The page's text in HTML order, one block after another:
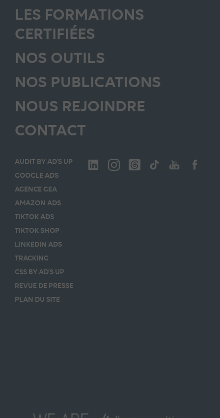
LES FORMATIONS
CERTIFIÉES
NOS OUTILS
NOS PUBLICATIONS
NOUS REJOINDRE
CONTACT
AUDIT BY AD’S UP
GOOGLE ADS
AGENCE GEA
AMAZON ADS
TIKTOK ADS
TIKTOK SHOP
LINKEDIN ADS
TRACKING
CSS BY AD’S UP
REVUE DE PRESSE
PLAN DU SITE